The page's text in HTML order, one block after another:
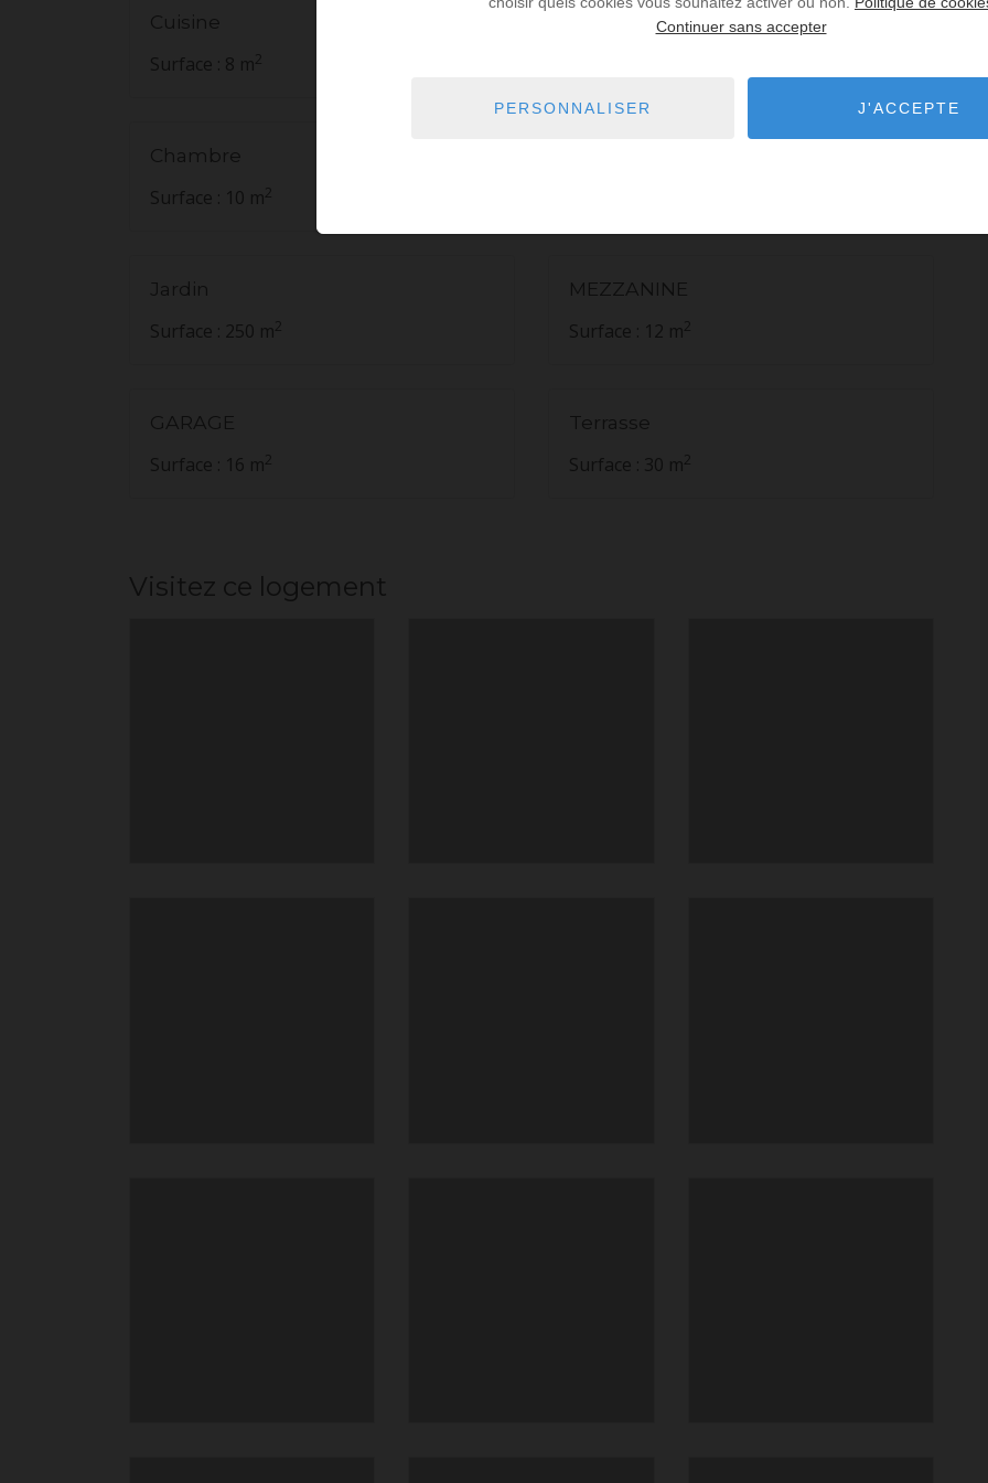
Cuisine
Surface : 8 m2
Chambre
Chambre
Surface : 10 m2
Jardin
Surface : 250 m2
MEZZANINE
Surface : 12 m2
GARAGE
Surface : 16 m2
Terrasse
Surface : 30 m2
Visitez ce logement
Continuer sans accepter
PERSONNALISER J'ACCEPTE